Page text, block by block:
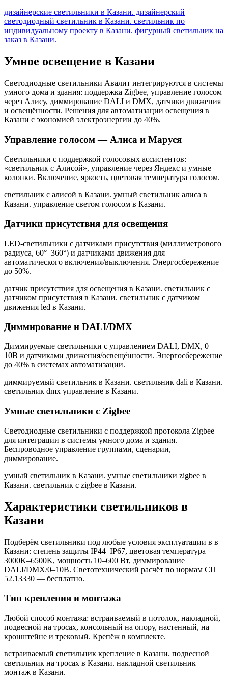
дизайнерские светильники в Казани. дизайнерский
светодиодный светильник в Казани. светильник по
индивидуальному проекту в Казани. фигурный светильник на
заказ в Казани.
Умное освещение в Казани
Светодиодные светильники Авалит интегрируются в системы
умного дома и здания: поддержка Zigbee, управление голосом
через Алису, диммирование DALI и DMX, датчики движения
и освещённости. Решения для автоматизации освещения в
Казани с экономией электроэнергии до 40%.
Управление голосом — Алиса и Маруся
Светильники с поддержкой голосовых ассистентов:
«светильник с Алисой», управление через Яндекс и умные
колонки. Включение, яркость, цветовая температура голосом.
светильник с алисой в Казани. умный светильник алиса в
Казани. управление светом голосом в Казани.
Датчики присутствия для освещения
LED-светильники с датчиками присутствия (миллиметрового
радиуса, 60°–360°) и датчиками движения для
автоматического включения/выключения. Энергосбережение
до 50%.
датчик присутствия для освещения в Казани. светильник с
датчиком присутствия в Казани. светильник с датчиком
движения led в Казани.
Диммирование и DALI/DMX
Диммируемые светильники с управлением DALI, DMX, 0–
10В и датчиками движения/освещённости. Энергосбережение
до 40% в системах автоматизации.
диммируемый светильник в Казани. светильник dali в Казани.
светильник dmx управление в Казани.
Умные светильники с Zigbee
Светодиодные светильники с поддержкой протокола Zigbee
для интеграции в системы умного дома и здания.
Беспроводное управление группами, сценарии,
диммирование.
умный светильник в Казани. умные светильники zigbee в
Казани. светильник с zigbee в Казани.
Характеристики светильников в
Казани
Подберём светильники под любые условия эксплуатации в в
Казани: степень защиты IP44–IP67, цветовая температура
3000K–6500K, мощность 10–600 Вт, диммирование
DALI/DMX/0–10В. Светотехнический расчёт по нормам СП
52.13330 — бесплатно.
Тип крепления и монтажа
Любой способ монтажа: встраиваемый в потолок, накладной,
подвесной на тросах, консольный на опору, настенный, на
кронштейне и трековый. Крепёж в комплекте.
встраиваемый светильник крепление в Казани. подвесной
светильник на тросах в Казани. накладной светильник
монтаж в Казани.